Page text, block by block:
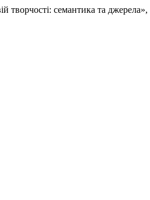
творчості: семантика та джерела»,